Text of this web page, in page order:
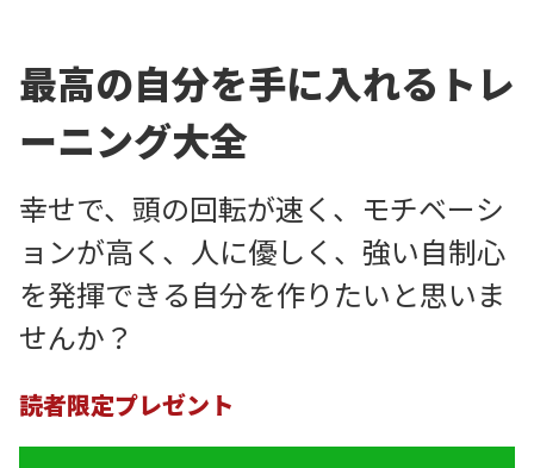
最高の自分を手に入れる トレ
ーニング大全
幸せで、頭の回転が速く、モチベーシ
ョンが高く、人に優しく、強い自制心
を発揮できる自分を作りたいと思いま
せんか？
読者限定プレゼント